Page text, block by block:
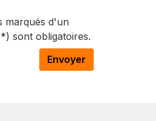
marqués d'un
sont obligatoires.
Envoyer